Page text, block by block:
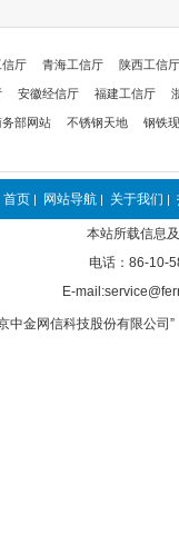
信厅 青海工信厅 陕西工信厅
安徽经信厅 福建工信厅
务部网站 不锈钢天地 钢铁
首页 | 网站导航 | 关于我们 |
本站所载信息
电话：86-10-
E-
中金网信科技股份有限公司